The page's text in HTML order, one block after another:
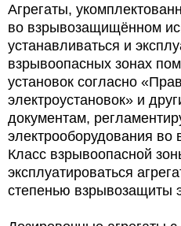
Агрегаты,
во взрывозащищённом
устанавливаться и
взрывоопасных зонах
установок согласно
электроустановок» и
документам,
электрооборудования во
Класс взрывоопасной
эксплуатироваться
степенью взрывозащиты